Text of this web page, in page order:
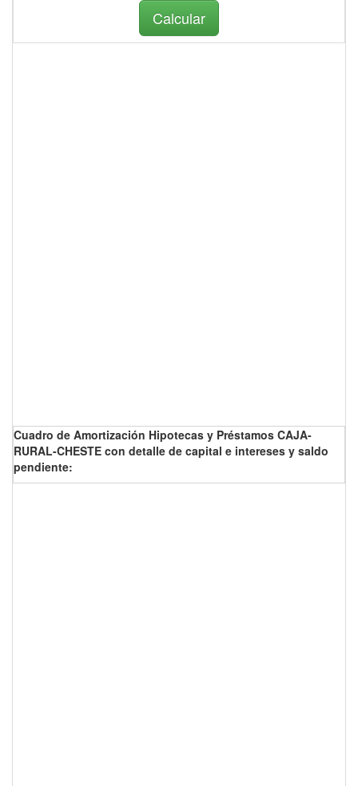
Cuadro de Amortización Hipotecas y Préstamos CAJA-
RURAL-CHESTE con detalle de capital e intereses y saldo
pendiente: